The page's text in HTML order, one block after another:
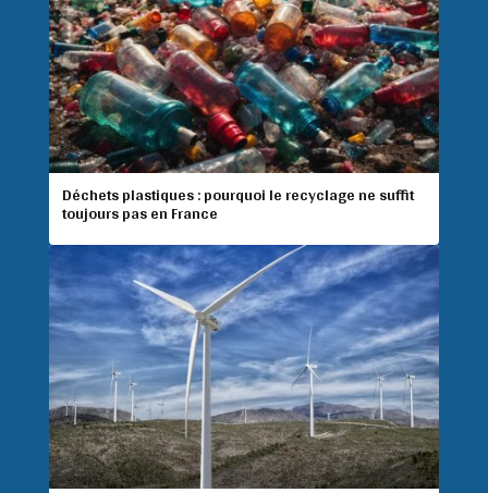
Déchets plastiques : pourquoi le recyclage ne suffit
toujours pas en France